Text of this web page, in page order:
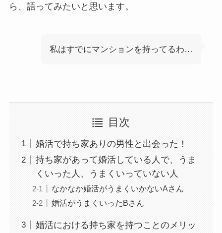
ら、語ってみたいと思います。
私はすでにマンションを持ってるわ…
目次
婚活で持ち家ありの男性と出会った！
持ち家があって婚活している人で、うま
くいった人、うまくいっていない人
なかなか婚活がうまくいかないAさん
婚活がうまくいったBさん
婚活における持ち家を持つことのメリッ